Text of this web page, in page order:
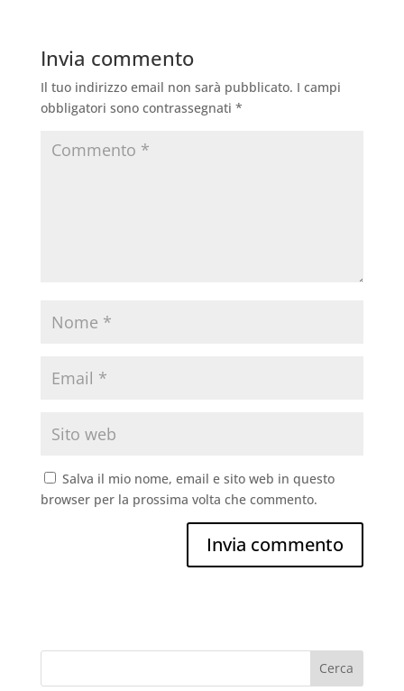
Invia commento
Il tuo indirizzo email non sarà pubblicato. I campi
obbligatori sono contrassegnati *
Salva il mio nome, email e sito web in questo
browser per la prossima volta che commento.